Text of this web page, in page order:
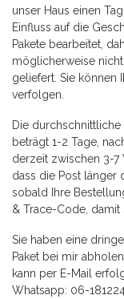
unser Haus einen
Einfluss auf die
Pakete bearbeitet,
möglicherweise
geliefert. Sie können
verfolgen.
Die
beträgt 1-2 Tage,
derzeit zwischen 3-7
dass die Post länger
sobald Ihre
& Trace-Code, damit
Sie haben eine
Paket bei mir
kann per E-Mail
Whatsapp: 06-